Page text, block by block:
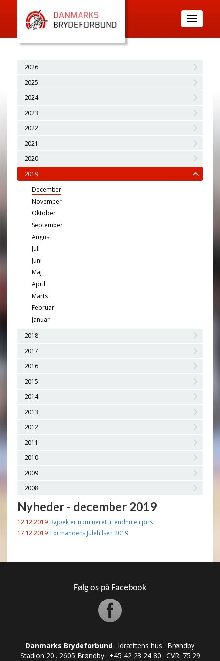
Toggle
navigation
2026
2025
2024
2023
2022
2021
2020
2019
December
November
Oktober
September
August
Juli
Juni
Maj
April
Marts
Februar
Januar
2018
2017
2016
2015
2014
2013
2012
2011
2010
2009
2008
Nyheder - december 2019
12.12.2019 Rajbek er nomineret til endnu en pris
17.12.2019 Formandens Julehilsen 2019
Følg os på Facebook
Danmarks Brydeforbund . Idrættens hus . Brøndby
Stadion 20 . 2605 Brøndby . +45 42 23 24 80 . CVR: ​​​​​​75 29